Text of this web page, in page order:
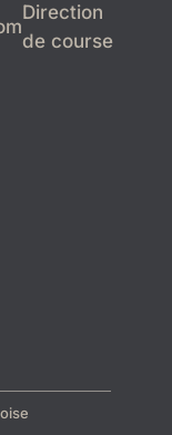
Direction
de course